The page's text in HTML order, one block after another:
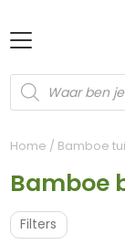
Producten
zoeken
Home / Bamboe
Bamboe
Filters